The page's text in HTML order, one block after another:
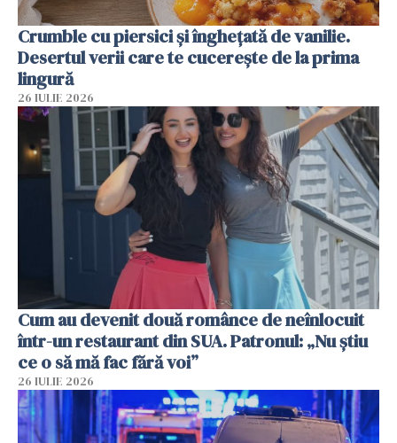
Crumble cu piersici și înghețată de vanilie.
Desertul verii care te cucerește de la prima
lingură
26 IULIE 2026
Cum au devenit două românce de neînlocuit
într-un restaurant din SUA. Patronul: „Nu știu
ce o să mă fac fără voi”
26 IULIE 2026